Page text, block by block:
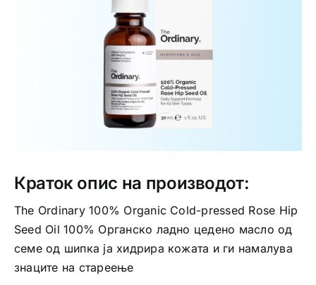
Краток опис на производот:
The Ordinary 100% Organic Cold-pressed Rose Hip
Seed Oil 100% Органско ладно цедено масло од
семе од шипка ја хидрира кожата и ги намалува
знаците на стареење